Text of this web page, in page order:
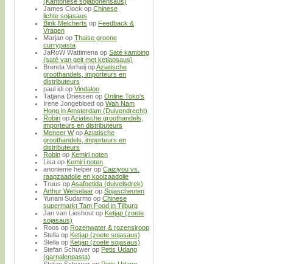
James Clock op Chinese
lichte sojasaus
Bink Melcherts op Feedback &
Vragen
Marjan op Thaise groene
currypasta
JaRoW Wattimena op Saté kambing
(saté van geit met ketjapsaus)
Brenda Verheij opAziatische
groothandels, importeurs en
distributeurs
paul idi op Vindaloo
Tatjana Driessen op Online Toko’s
Irene Jongebloed op Wah Nam
Hong in Amsterdam (Duivendrecht)
Robin opAziatische groothandels,
importeurs en distributeurs
Meneer WopAziatische
groothandels, importeurs en
distributeurs
Robin op Kemiri noten
Lisa op Kemiri noten
anonieme helper op Caiziyou vs.
raapzaadolie en koolzaadolie
Truus opAsafoetida (duivelsdrek)
Arthur Wetselaar op Sojascheuten
Yuriani Sudarmo op Chinese
supermarkt Tam Food in Tilburg
Jan van Lieshout op Ketjap (zoete
sojasaus)
Roos op Rozenwater & rozensiroop
Stella op Ketjap (zoete sojasaus)
Stella op Ketjap (zoete sojasaus)
Stefan Schuwer op Petis Udang
(garnalenpasta)